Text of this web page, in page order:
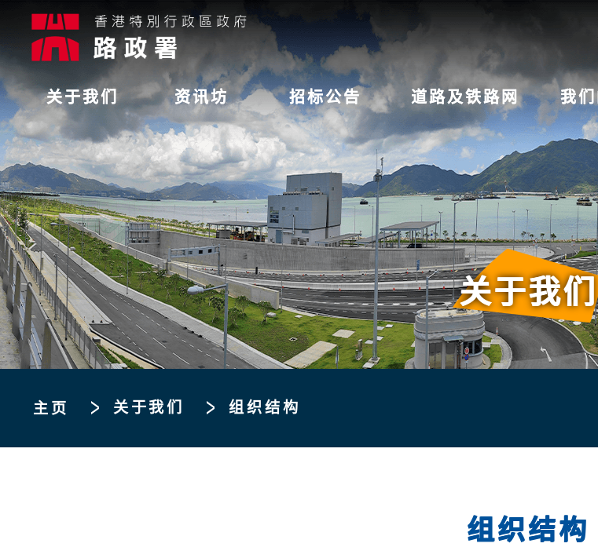
关于我们 资讯坊 招标公告 道路及铁路网 我
主页
关于我们
关于我们 组织结构
组织结构